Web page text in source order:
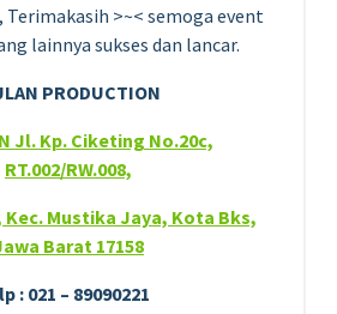
>~< semoga event
lainnya sukses dan lancar.
PRODUCTION
Jl. Kp. Ciketing No.20c,
RT.002/RW.008,
Mustika Jaya, Kota Bks,
Barat 17158
: 021 – 89090221